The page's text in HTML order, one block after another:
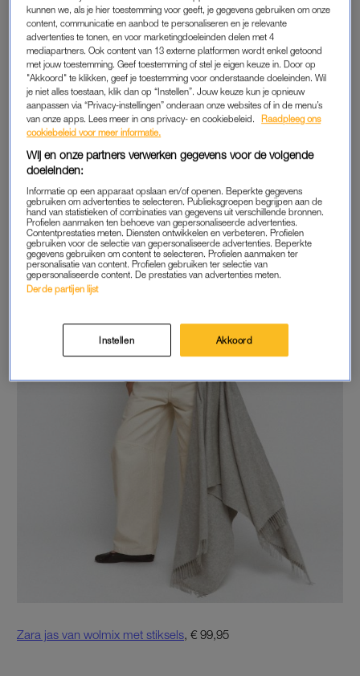
samen met een delegatie van de
Wereldgezondheidsorganisatie (WHO). Op donderdag
brachten zij een bezoek aan het National Centre for
Rehabilitation of Addicts. Uiteraard was de pers aanwezig en
wij zoomden vooral even in op die leuke jas.
Zara jas van wolmix met stiksels, € 99,95
kunnen we, als je hier toestemming voor geeft, je gegevens gebruiken om onze
content, communicatie en aanbod te personaliseren en je relevante
advertenties te tonen, en voor marketingdoeleinden delen met 4
mediapartners. Ook content van 13 externe platformen wordt enkel getoond
met jouw toestemming. Geef toestemming of stel je eigen keuze in. Door op
"Akkoord" te klikken, geef je toestemming voor onderstaande doeleinden. Wil
je niet alles toestaan, klik dan op “Instellen”. Jouw keuze kun je opnieuw
aanpassen via “Privacy-instellingen” onderaan onze websites of in de menu’s
van onze apps. Lees meer in ons privacy- en cookiebeleid.
Raadpleeg ons
cookiebeleid voor meer informatie.
Wij en onze partners verwerken gegevens voor de volgende
doeleinden:
Informatie op een apparaat opslaan en/of openen. Beperkte gegevens
gebruiken om advertenties te selecteren. Publieksgroepen begrijpen aan de
hand van statistieken of combinaties van gegevens uit verschillende bronnen.
Profielen aanmaken ten behoeve van gepersonaliseerde advertenties.
Contentprestaties meten. Diensten ontwikkelen en verbeteren. Profielen
gebruiken voor de selectie van gepersonaliseerde advertenties. Beperkte
gegevens gebruiken om content te selecteren. Profielen aanmaken ter
personalisatie van content. Profielen gebruiken ter selectie van
gepersonaliseerde content. De prestaties van advertenties meten.
Derde partijen lijst
Instellen Akkoord